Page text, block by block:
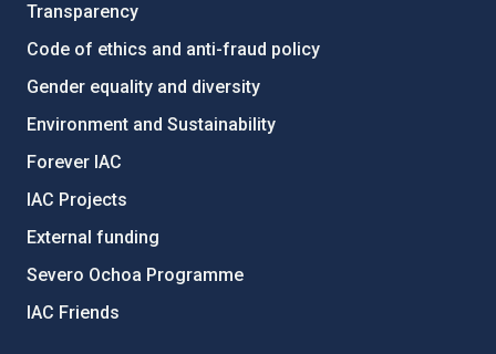
Transparency
Code of ethics and anti-fraud policy
Gender equality and diversity
Environment and Sustainability
Forever IAC
IAC Projects
External funding
Severo Ochoa Programme
IAC Friends